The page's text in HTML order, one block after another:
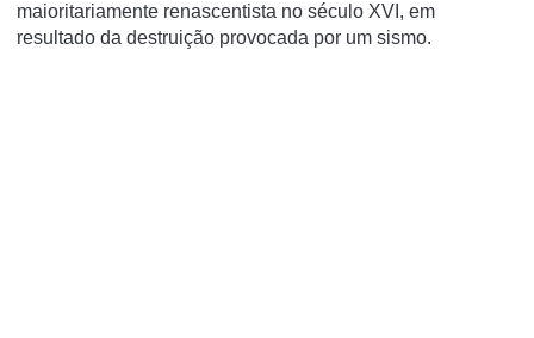
maioritariamente renascentista no século XVI, em
resultado da destruição provocada por um sismo.